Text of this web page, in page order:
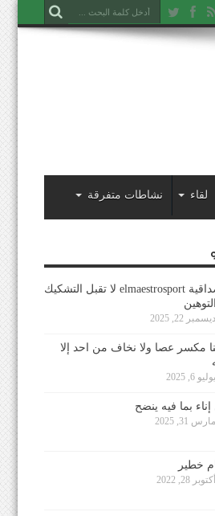
لقاء نشاطات متفرقة
مصداقية elmaestrosport لا تقبل التشكيك
ديسمبر 22, 2025
مكسر عصا ولا نخاف من احد إلا
يوليو 6, 2025
بما فيه ينضح
مارس 31, 2025
خطير
أكتوبر 28, 2022